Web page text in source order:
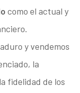
como el actual y
y vendemos
la
fidelidad de los